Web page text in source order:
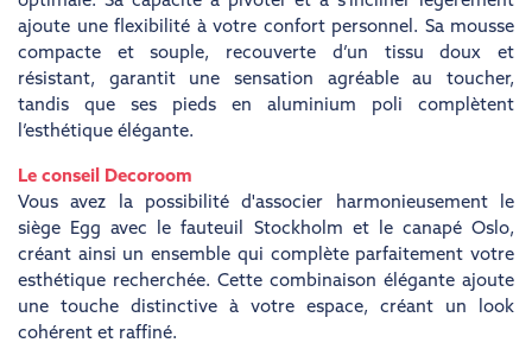
ajoute une flexibilité à votre confort personnel. Sa mousse
compacte et souple, recouverte d’un tissu doux et
résistant, garantit une sensation agréable au toucher,
tandis que ses pieds en aluminium poli complètent
l’esthétique élégante.
Le conseil Decoroom
Vous avez la possibilité d'associer harmonieusement le
siège Egg avec le fauteuil Stockholm et le canapé Oslo,
créant ainsi un ensemble qui complète parfaitement votre
esthétique recherchée. Cette combinaison élégante ajoute
une touche distinctive à votre espace, créant un look
cohérent et raffiné.